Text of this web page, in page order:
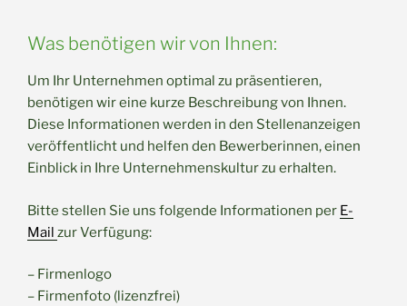
Was benötigen wir von Ihnen:
Um Ihr Unternehmen optimal zu präsentieren,
benötigen wir eine kurze Beschreibung von Ihnen.
Diese Informationen werden in den Stellenanzeigen
veröffentlicht und helfen den Bewerberinnen, einen
Einblick in Ihre Unternehmenskultur zu erhalten.
Bitte stellen Sie uns folgende Informationen per E-
Mail zur Verfügung:
– Firmenlogo
– Firmenfoto (lizenzfrei)